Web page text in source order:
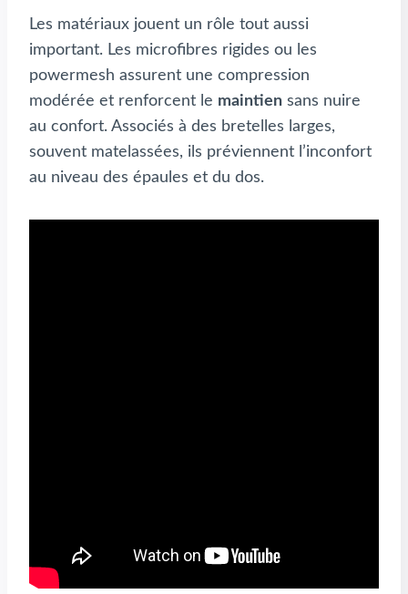
Les matériaux jouent un rôle tout aussi
important. Les microfibres rigides ou les
powermesh assurent une compression
modérée et renforcent le maintien sans nuire
au confort. Associés à des bretelles larges,
souvent matelassées, ils préviennent l’inconfort
au niveau des épaules et du dos.